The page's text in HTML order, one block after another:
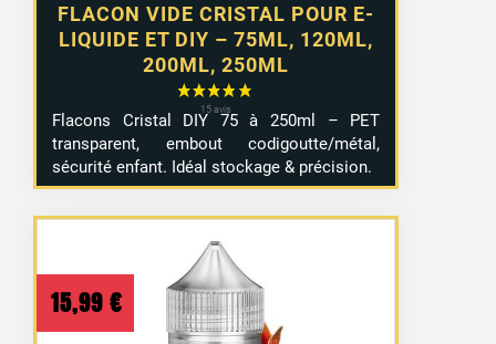
FLACON VIDE CRISTAL POUR E-
LIQUIDE ET DIY – 75ML, 120ML,
200ML, 250ML
Flacons Cristal DIY 75 à 250ml – PET
transparent, embout codigoutte/métal,
sécurité enfant. Idéal stockage & précision.
15,99 €